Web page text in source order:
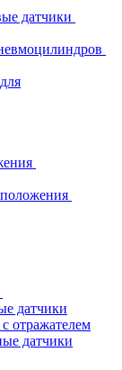
датчики
датчики
отражателем
датчики